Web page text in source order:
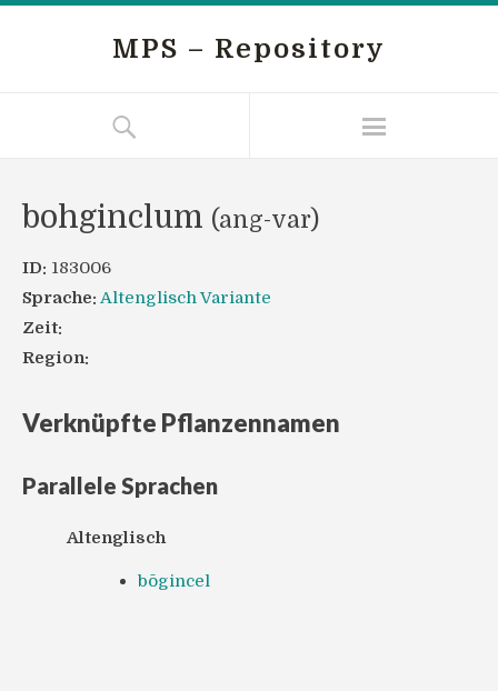
MPS – Repository
bohginclum (ang-var)
ID: 183006
Sprache: Altenglisch Variante
Zeit:
Region:
Verknüpfte Pflanzennamen
Parallele Sprachen
Altenglisch
bōgincel